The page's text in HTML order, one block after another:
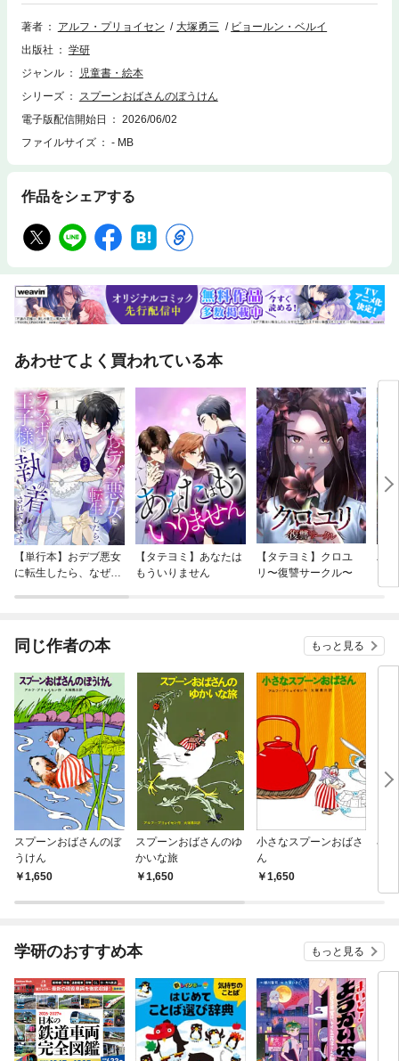
著者 アルフ・プリョイセン 大塚勇三
ビョールン・ベルイ
出版社
学研
ジャンル
児童書・絵本
シリーズ
スプーンおばさんのぼうけん
電子版配信開始日
2026/06/02
ファイルサイズ
- MB
作品をシェアする
あわせてよく買われている本
【単行本】おデブ悪女
に転生したら、なぜか
【タテヨミ】あなたは
もういりません
【タテヨミ】クロユ
リ〜復讐サークル〜
バ
今
同じ作者の本 もっと見る
スプーンおばさんのぼ
うけん
1,650
スプーンおばさんのゆ
かいな旅
1,650
小さなスプーンおばさ
ん
1,650
小
学研のおすすめ本 もっと見る